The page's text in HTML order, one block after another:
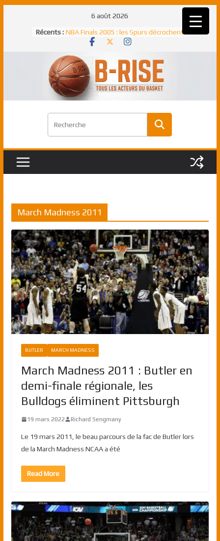
6 août 2026
Récents : NBA Finals 2005 : les Spurs décrochent
un troisième titre NBA, la rude bataille
NBA Finals 2021 : les Bucks et Giannis
Antetokounmpo triomphent, le Greek
Freek élu MVP
Shai Gilgeous-Alexander : son premier
match à plus de 40 points en NBA, le
Pau Gasol dans l’histoire en 2002 :
premier européen sacré Rookie de
Rudy Gobert, deuxième Français élu
March Madness 2011
BUTLER MARCH MADNESS
March Madness 2011 : Butler en
demi-finale régionale, les
Bulldogs éliminent Pittsburgh
19 mars 2022 Richard Sengmany
Le 19 mars 2011, le beau parcours de la fac de Butler lors
de la March Madness NCAA a été
Read More